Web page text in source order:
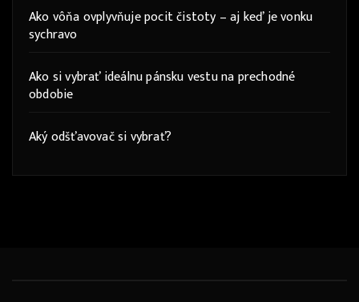
Ako vôňa ovplyvňuje pocit čistoty – aj keď je vonku
sychravo
Ako si vybrať ideálnu pánsku vestu na prechodné
obdobie
Aký odšťavovač si vybrať?